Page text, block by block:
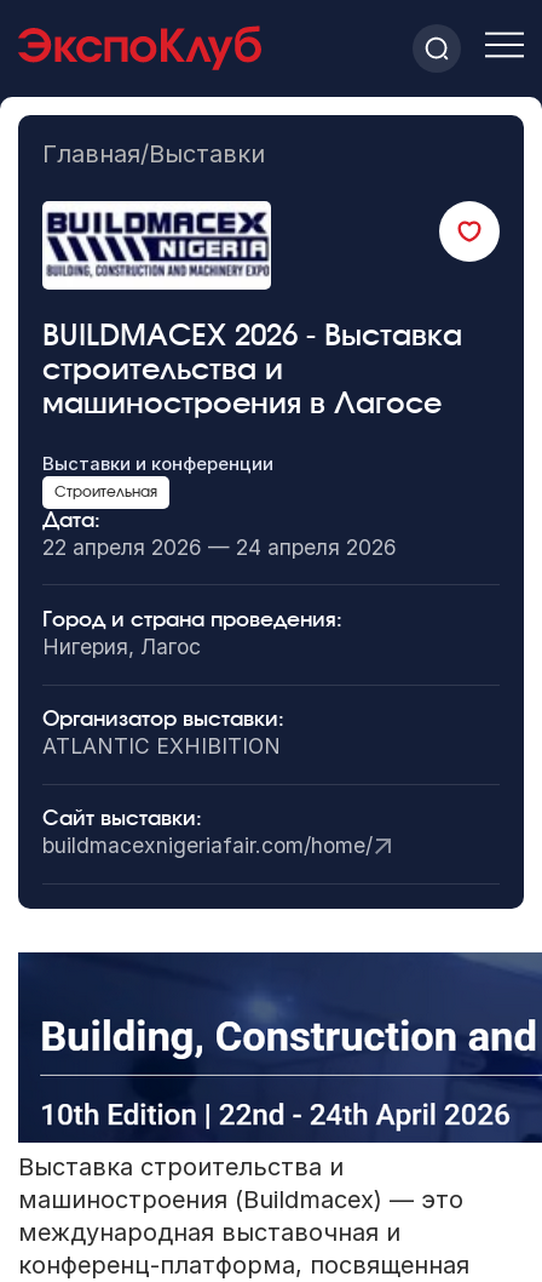
Главная/Выставки
BUILDMACEX 2026 - Выставка
строительства и
машиностроения в Лагосе
Выставки и конференции
Строительная
Дата:
22 апреля 2026 — 24 апреля 2026
Город и страна проведения:
Нигерия, Лагос
Организатор выставки:
ATLANTIC EXHIBITION
Сайт выставки:
buildmacexnigeriafair.com/home/
Выставка строительства и
машиностроения (Buildmacex) — это
международная выставочная и
конференц-платформа, посвященная